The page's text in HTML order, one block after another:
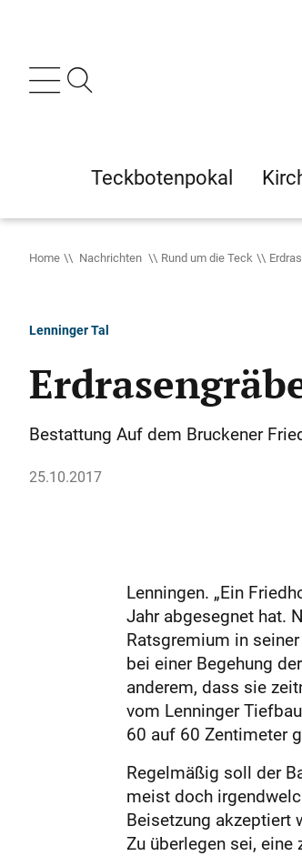
Teckbotenpokal
Home Nachrichten Rund um die Teck
Lenninger Tal
Bestattung Auf dem Bruckener
25.10.2017
Lenningen. „Ein
Jahr abgesegnet hat.
Ratsgremium in
bei einer Begehung
anderem, dass sie
vom Lenninger
60 auf 60 Zentimeter
Regelmäßig soll der
meist doch
Beisetzung akzeptiert
Zu überlegen sei,